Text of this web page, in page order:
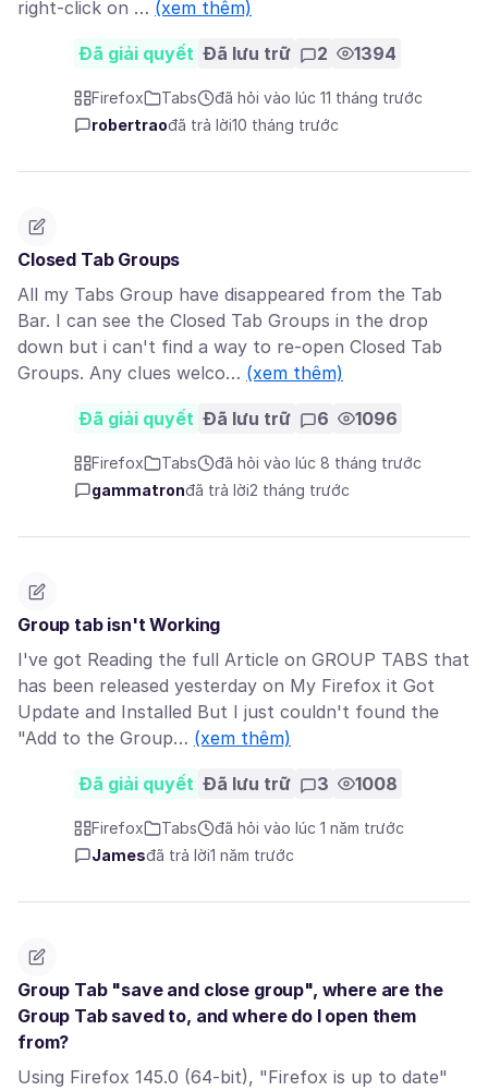
right-click on … (xem thêm)
Đã giải quyết Đã lưu trữ 2 1394
Firefox Tabs
đã hỏi vào lúc 11 tháng trước
robertraođã trả lời10 tháng trước
Closed Tab Groups
All my Tabs Group have disappeared from the Tab
Bar. I can see the Closed Tab Groups in the drop
down but i can't find a way to re-open Closed Tab
Groups. Any clues welco… (xem thêm)
Đã giải quyết Đã lưu trữ 6 1096
Firefox Tabs
đã hỏi vào lúc 8 tháng trước
gammatronđã trả lời2 tháng trước
Group tab isn't Working
I've got Reading the full Article on GROUP TABS that
has been released yesterday on My Firefox it Got
Update and Installed But I just couldn't found the
"Add to the Group… (xem thêm)
Đã giải quyết Đã lưu trữ 3 1008
Firefox Tabs
đã hỏi vào lúc 1 năm trước
Jamesđã trả lời1 năm trước
Group Tab "save and close group", where are the
Group Tab saved to, and where do I open them
from?
Using Firefox 145.0 (64-bit), "Firefox is up to date"